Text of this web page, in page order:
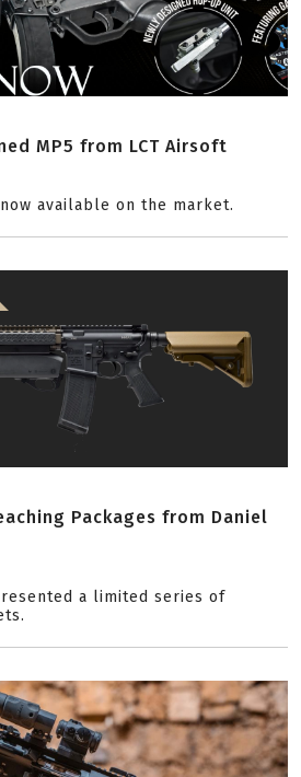
MP5 from LCT Airsoft
available on the market.
Packages from Daniel
a limited series of